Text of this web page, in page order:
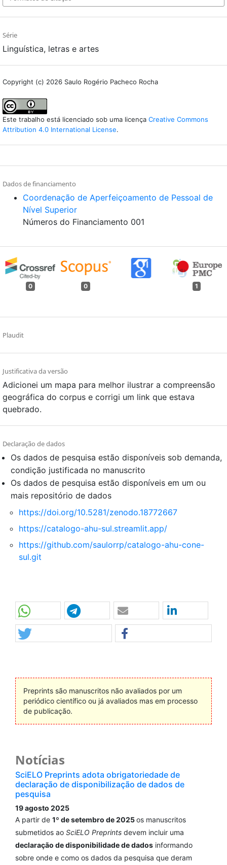
Série
Linguística, letras e artes
Copyright (c) 2026 Saulo Rogério Pacheco Rocha
Este trabalho está licenciado sob uma licença Creative Commons
Attribution 4.0 International License.
Dados de financiamento
Coordenação de Aperfeiçoamento de Pessoal de
Nível Superior
Números do Financiamento 001
0 0 1
Plaudit
Justificativa da versão
Adicionei um mapa para melhor ilustrar a compreensão
geográfica do corpus e corrigi um link que estava
quebrado.
Declaração de dados
Os dados de pesquisa estão disponíveis sob demanda,
condição justificada no manuscrito
Os dados de pesquisa estão disponíveis em um ou
mais repositório de dados
https://doi.org/10.5281/zenodo.18772667
https://catalogo-ahu-sul.streamlit.app/
https://github.com/saulorrp/catalogo-ahu-cone-
sul.git
Preprints são manuscritos não avaliados por um
periódico científico ou já avaliados mas em processo
de publicação.
Notícias
SciELO Preprints adota obrigatoriedade de
declaração de disponibilização de dados de
pesquisa
19 agosto 2025
A partir de 1º de setembro de 2025os manuscritos
submetidos ao SciELO Preprints devem incluir uma
declaração de disponibilidade de dados informando
sobre onde e como os dados da pesquisa que deram